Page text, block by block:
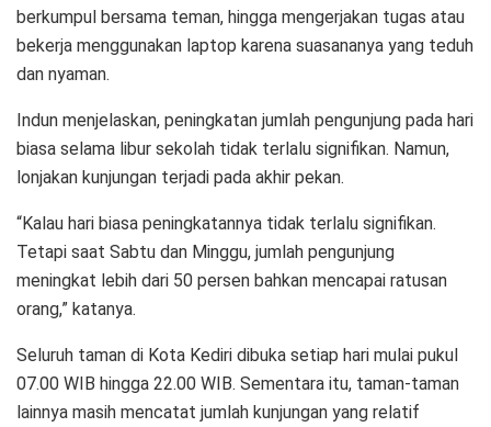
berkumpul bersama teman, hingga mengerjakan tugas atau
bekerja menggunakan laptop karena suasananya yang teduh
dan nyaman.
Indun menjelaskan, peningkatan jumlah pengunjung pada hari
biasa selama libur sekolah tidak terlalu signifikan. Namun,
lonjakan kunjungan terjadi pada akhir pekan.
“Kalau hari biasa peningkatannya tidak terlalu signifikan.
Tetapi saat Sabtu dan Minggu, jumlah pengunjung
meningkat lebih dari 50 persen bahkan mencapai ratusan
orang,” katanya.
Seluruh taman di Kota Kediri dibuka setiap hari mulai pukul
07.00 WIB hingga 22.00 WIB. Sementara itu, taman-taman
lainnya masih mencatat jumlah kunjungan yang relatif